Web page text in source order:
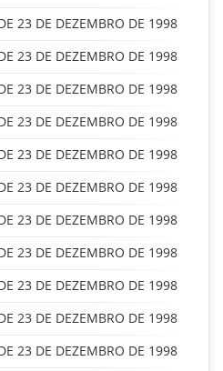
23 DE DEZEMBRO DE 1998
23 DE DEZEMBRO DE 1998
23 DE DEZEMBRO DE 1998
23 DE DEZEMBRO DE 1998
23 DE DEZEMBRO DE 1998
23 DE DEZEMBRO DE 1998
23 DE DEZEMBRO DE 1998
23 DE DEZEMBRO DE 1998
23 DE DEZEMBRO DE 1998
23 DE DEZEMBRO DE 1998
23 DE DEZEMBRO DE 1998